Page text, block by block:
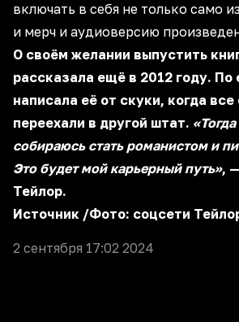
включать в себя не только само
и мерч и аудиоверсию
О своём желании выпустить
рассказала ещё в 2012 году. По
написала её от скуки, когда все
переехали в другой штат.
собираюсь стать романистом и
Это будет мой карьерный путь»,
Тейлор.
Источник /Фото: соцсети
2 сентября 17:02 2024